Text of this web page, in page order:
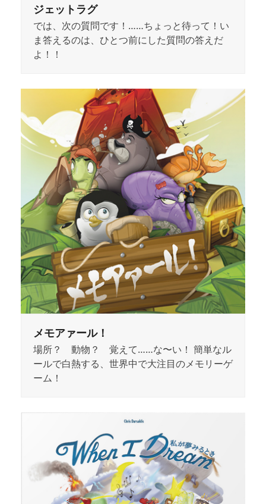
ジェットラグ
では、次の質問です！……ちょっと待って！い
ま答えるのは、ひとつ前にした質問の答えだ
よ！！
メモアァール！
場所？ 動物？ 覚えて……な〜い！ 簡単なル
ールで白熱する、世界中で大注目のメモリーゲ
ーム！